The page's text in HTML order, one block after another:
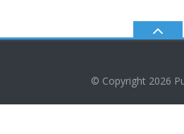
© Copyright 2026